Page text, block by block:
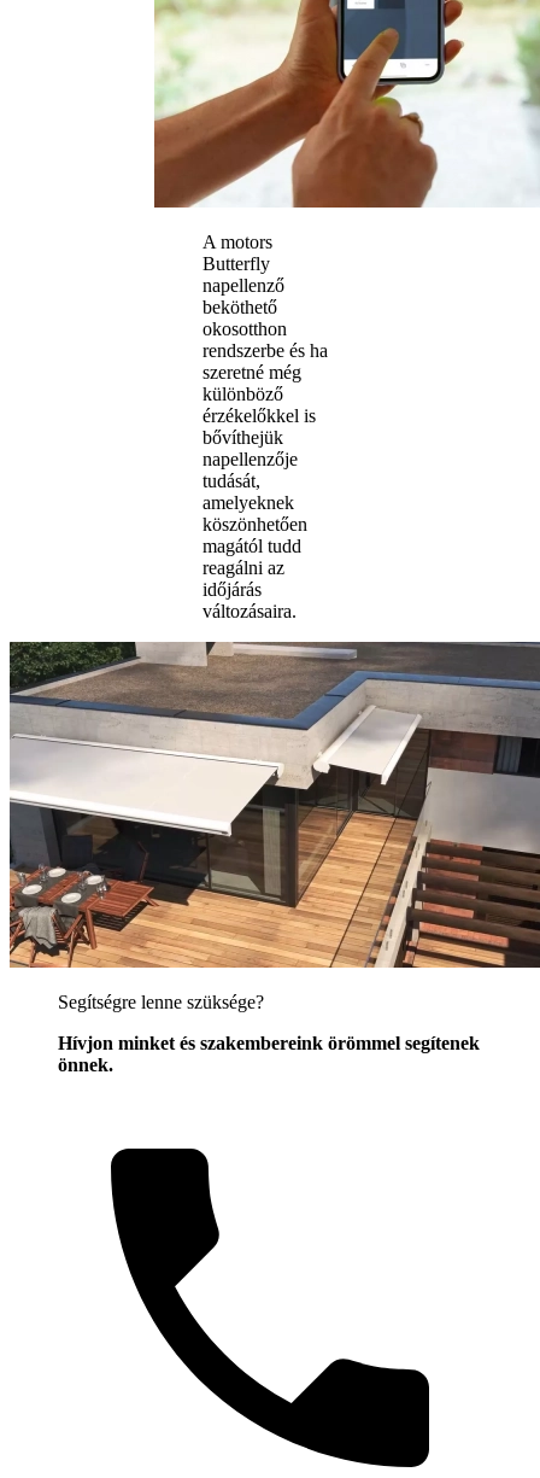
A motors
Butterfly
napellenző
beköthető
okosotthon
rendszerbe és ha
szeretné még
különböző
érzékelőkkel is
bővíthejük
napellenzője
tudását,
amelyeknek
köszönhetően
magától tudd
reagálni az
időjárás
változásaira.
Segítségre lenne szüksége?
Hívjon minket és szakembereink örömmel segítenek
önnek.